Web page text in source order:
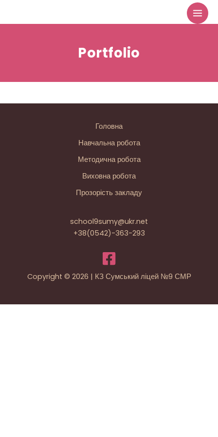
Portfolio
Головна
Навчальна робота
Методична робота
Виховна робота
Прозорість закладу
school9sumy@ukr.net
+38(0542)-363-293
Copyright © 2026 | КЗ Сумський ліцей №9 СМР